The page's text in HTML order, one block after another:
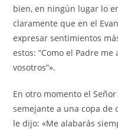
bien, en ningún lugar lo
claramente que en el
expresar sentimientos
estos: “Como el Padre
vosotros”».
En otro momento el
semejante a una copa de
le dijo: «Me alabarás